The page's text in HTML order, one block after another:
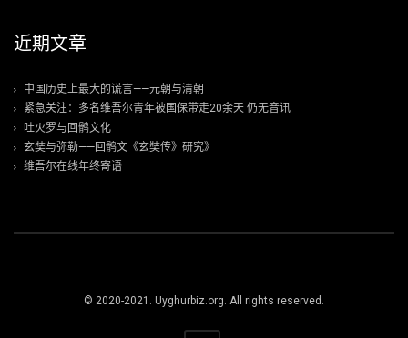
近期文章
中国历史上最大的谎言——元朝与清朝
紧急关注：多名维吾尔青年被国保带走20余天 仍无音讯
吐火罗与回鹘文化
玄奘与弥勒——回鹘文《玄奘传》研究》
维吾尔在线年终寄语
© 2020-2021. Uyghurbiz.org. All rights reserved.